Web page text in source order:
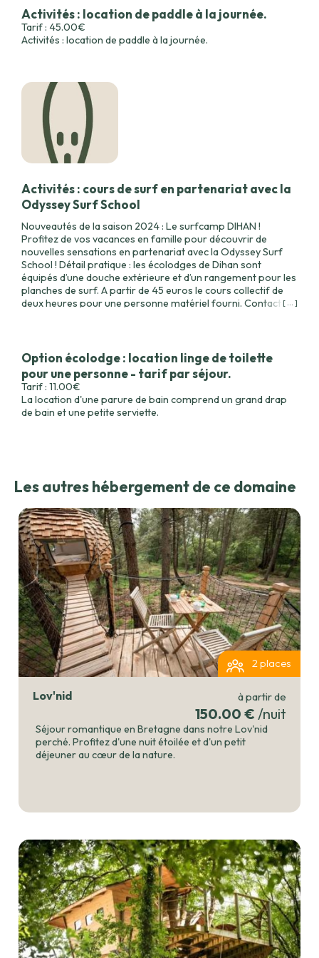
Activités : location de paddle à la journée.
Tarif : 45.00€
Activités : location de paddle à la journée.
Activités : cours de surf en partenariat avec la
Odyssey Surf School
Nouveautés de la saison 2024 : Le surfcamp DIHAN !
Profitez de vos vacances en famille pour découvrir de
nouvelles sensations en partenariat avec la Odyssey Surf
School ! Détail pratique : les écolodges de Dihan sont
équipés d’une douche extérieure et d’un rangement pour les
planches de surf. A partir de 45 euros le cours collectif de
deux heures pour une personne matériel fourni. Contactez-
[ ... ]
Option écolodge : location linge de toilette
pour une personne - tarif par séjour.
Tarif : 11.00€
La location d'une parure de bain comprend un grand drap
de bain et une petite serviette.
Les autres hébergement de ce domaine
2 places
Lov'nid à partir de
150.00 € /nuit
Séjour romantique en Bretagne dans notre Lov'nid
perché. Profitez d'une nuit étoilée et d'un petit
déjeuner au cœur de la nature.